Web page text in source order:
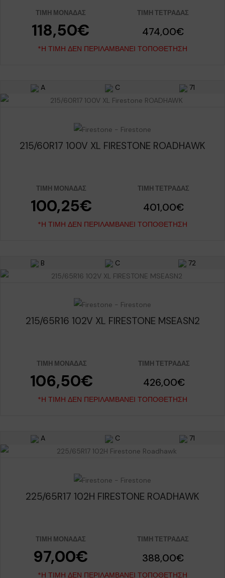
ΤΙΜΉ ΜΟΝΆΔΑΣ ΤΙΜΉ ΤΕΤΡΆΔΑΣ
118,50€ 474,00€
*Η ΤΙΜΉ ΔΕΝ ΠΕΡΙΛΑΜΒΆΝΕΙ ΤΟΠΟΘΈΤΗΣΗ
A C 71
215/60R17 100V XL FIRESTONE ROADHAWK
ΤΙΜΉ ΜΟΝΆΔΑΣ ΤΙΜΉ ΤΕΤΡΆΔΑΣ
100,25€ 401,00€
*Η ΤΙΜΉ ΔΕΝ ΠΕΡΙΛΑΜΒΆΝΕΙ ΤΟΠΟΘΈΤΗΣΗ
B C 72
215/65R16 102V XL FIRESTONE MSEASN2
ΤΙΜΉ ΜΟΝΆΔΑΣ ΤΙΜΉ ΤΕΤΡΆΔΑΣ
106,50€ 426,00€
*Η ΤΙΜΉ ΔΕΝ ΠΕΡΙΛΑΜΒΆΝΕΙ ΤΟΠΟΘΈΤΗΣΗ
A C 71
225/65R17 102H FIRESTONE ROADHAWK
ΤΙΜΉ ΜΟΝΆΔΑΣ ΤΙΜΉ ΤΕΤΡΆΔΑΣ
97,00€ 388,00€
*Η ΤΙΜΉ ΔΕΝ ΠΕΡΙΛΑΜΒΆΝΕΙ ΤΟΠΟΘΈΤΗΣΗ